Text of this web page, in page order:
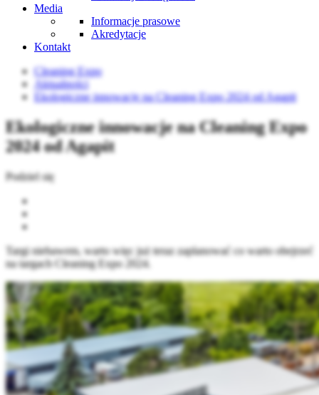
Media
Informacje prasowe
Akredytacje
Kontakt
Cleaning Expo
Aktualności
Ekologiczne innowacje na Cleaning Expo 2024 od Agapit
Ekologiczne innowacje na Cleaning Expo
2024 od Agapit
Podziel się
Targi niebawem, warto więc już teraz zaplanować co warto obejrzeć
na targach Cleaning Expo 2024.